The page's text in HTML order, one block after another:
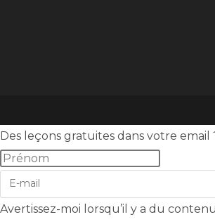
Des leçons gratuites dans votre email
Avertissez-moi lorsqu’il y a du